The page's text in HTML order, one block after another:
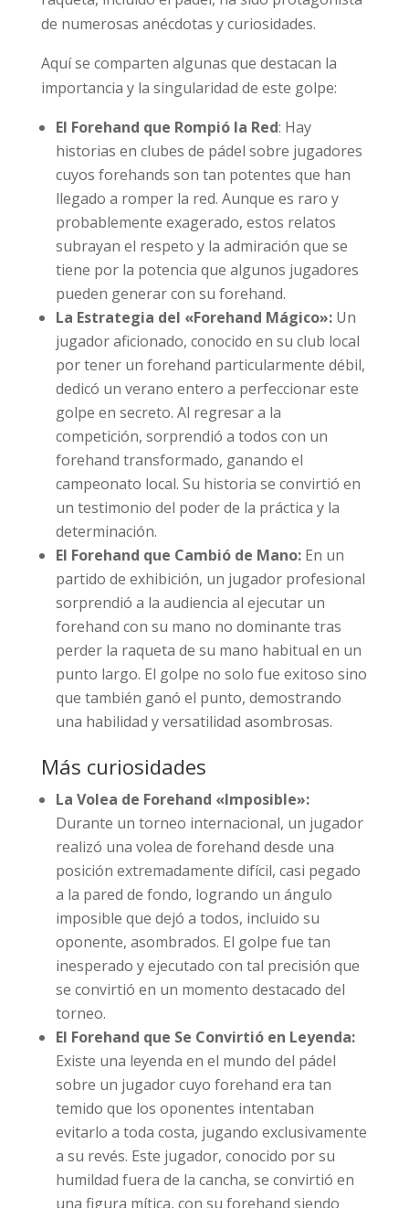
de numerosas anécdotas y curiosidades.
Aquí se comparten algunas que destacan la
importancia y la singularidad de este golpe:
El Forehand que Rompió la Red: Hay
historias en clubes de pádel sobre jugadores
cuyos forehands son tan potentes que han
llegado a romper la red. Aunque es raro y
probablemente exagerado, estos relatos
subrayan el respeto y la admiración que se
tiene por la potencia que algunos jugadores
pueden generar con su forehand.
La Estrategia del «Forehand Mágico»:Un
jugador aficionado, conocido en su club local
por tener un forehand particularmente débil,
dedicó un verano entero a perfeccionar este
golpe en secreto. Al regresar a la
competición, sorprendió a todos con un
forehand transformado, ganando el
campeonato local. Su historia se convirtió en
un testimonio del poder de la práctica y la
determinación.
El Forehand que Cambió de Mano:En un
partido de exhibición, un jugador profesional
sorprendió a la audiencia al ejecutar un
forehand con su mano no dominante tras
perder la raqueta de su mano habitual en un
punto largo. El golpe no solo fue exitoso sino
que también ganó el punto, demostrando
una habilidad y versatilidad asombrosas.
Más curiosidades
La Volea de Forehand «Imposible»:
Durante un torneo internacional, un jugador
realizó una volea de forehand desde una
posición extremadamente difícil, casi pegado
a la pared de fondo, logrando un ángulo
imposible que dejó a todos, incluido su
oponente, asombrados. El golpe fue tan
inesperado y ejecutado con tal precisión que
se convirtió en un momento destacado del
torneo.
El Forehand que Se Convirtió en Leyenda:
Existe una leyenda en el mundo del pádel
sobre un jugador cuyo forehand era tan
temido que los oponentes intentaban
evitarlo a toda costa, jugando exclusivamente
a su revés. Este jugador, conocido por su
humildad fuera de la cancha, se convirtió en
una figura mítica, con su forehand siendo